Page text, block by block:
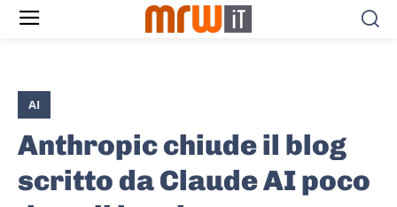
AI
Anthropic chiude il blog
scritto da Claude AI poco